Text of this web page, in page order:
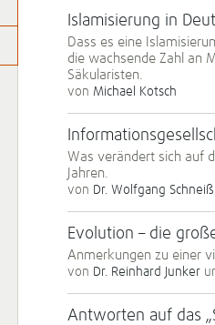
Islamisierung in
Dass es eine
die wachsende Zahl an
Säkularisten.
von Michael Kotsch
Was verändert sich auf
Jahren.
von Dr. Wolfgang Schneiß
Evolution – die
Anmerkungen zu einer
von Dr. Reinhard Junker
Antworten auf das